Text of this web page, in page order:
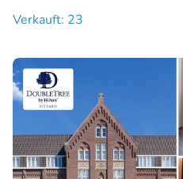
Verkauft: 23